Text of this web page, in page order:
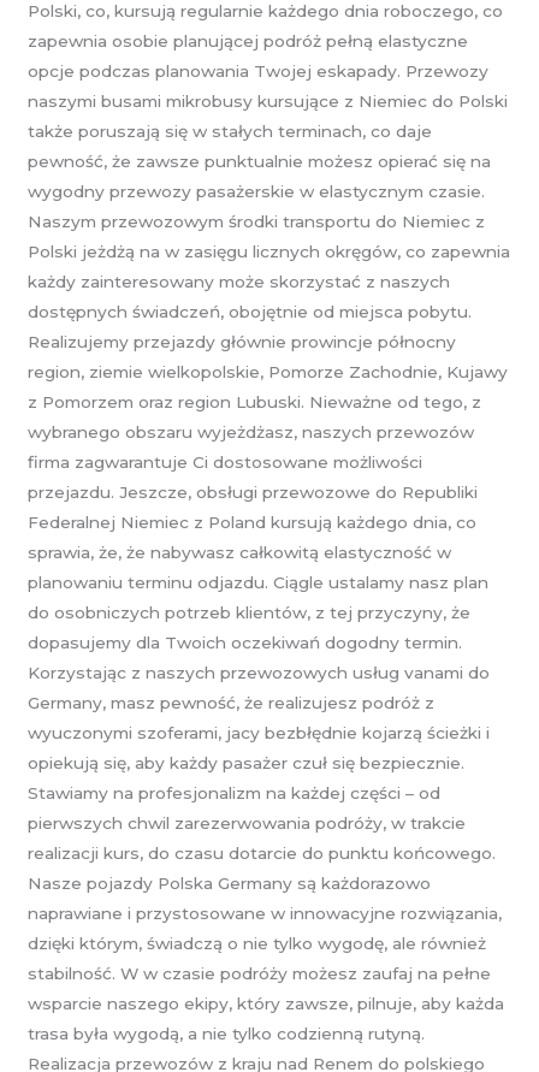
Polski, co, kursują regularnie każdego dnia roboczego, co
zapewnia osobie planującej podróż pełną elastyczne
opcje podczas planowania Twojej eskapady. Przewozy
naszymi busami mikrobusy kursujące z Niemiec do Polski
także poruszają się w stałych terminach, co daje
pewność, że zawsze punktualnie możesz opierać się na
wygodny przewozy pasażerskie w elastycznym czasie.
Naszym przewozowym środki transportu do Niemiec z
Polski jeżdżą na w zasięgu licznych okręgów, co zapewnia
każdy zainteresowany może skorzystać z naszych
dostępnych świadczeń, obojętnie od miejsca pobytu.
Realizujemy przejazdy głównie prowincje północny
region, ziemie wielkopolskie, Pomorze Zachodnie, Kujawy
z Pomorzem oraz region Lubuski. Nieważne od tego, z
wybranego obszaru wyjeżdżasz, naszych przewozów
firma zagwarantuje Ci dostosowane możliwości
przejazdu. Jeszcze, obsługi przewozowe do Republiki
Federalnej Niemiec z Poland kursują każdego dnia, co
sprawia, że, że nabywasz całkowitą elastyczność w
planowaniu terminu odjazdu. Ciągle ustalamy nasz plan
do osobniczych potrzeb klientów, z tej przyczyny, że
dopasujemy dla Twoich oczekiwań dogodny termin.
Korzystając z naszych przewozowych usług vanami do
Germany, masz pewność, że realizujesz podróż z
wyuczonymi szoferami, jacy bezbłędnie kojarzą ścieżki i
opiekują się, aby każdy pasażer czuł się bezpiecznie.
Stawiamy na profesjonalizm na każdej części – od
pierwszych chwil zarezerwowania podróży, w trakcie
realizacji kurs, do czasu dotarcie do punktu końcowego.
Nasze pojazdy Polska Germany są każdorazowo
naprawiane i przystosowane w innowacyjne rozwiązania,
dzięki którym, świadczą o nie tylko wygodę, ale również
stabilność. W w czasie podróży możesz zaufaj na pełne
wsparcie naszego ekipy, który zawsze, pilnuje, aby każda
trasa była wygodą, a nie tylko codzienną rutyną.
Realizacja przewozów z kraju nad Renem do polskiego